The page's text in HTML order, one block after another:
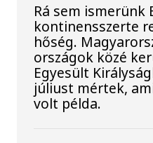
Rá sem ismerünk
kontinensszerte
hőség.
országok közé
Egyesült
júliust mértek,
volt példa.